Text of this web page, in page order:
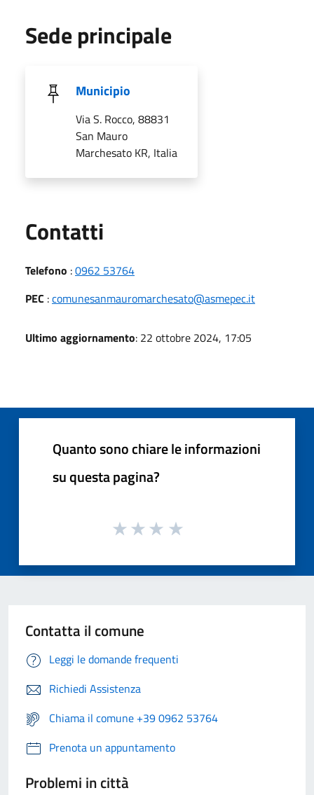
Sede principale
Municipio
Via S. Rocco, 88831
San Mauro
Marchesato KR, Italia
Contatti
Telefono :0962 53764
PEC :comunesanmauromarchesato@asmepec.it
Ultimo aggiornamento: 22 ottobre 2024, 17:05
Quanto sono chiare le informazioni
su questa pagina?
Contatta il comune
Leggi le domande frequenti
Richiedi Assistenza
Chiama il comune +39 0962 53764
Prenota un appuntamento
Problemi in città